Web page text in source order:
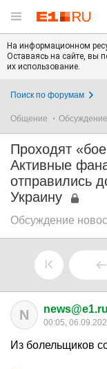
На информационном
Оставаясь на сайте, вы
их использование.
Поиск по форумам
Общение
Проходят
Активные
отправились
Украину
Обсуждение
N news@e1.ru
00:05,
Из болельщиков